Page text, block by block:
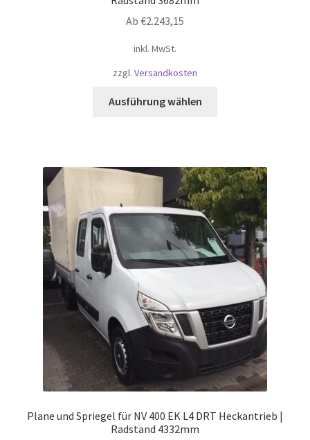
Ab €2.243,15
inkl. MwSt.
zzgl. Versandkosten
Ausführung wählen
auf.
Die
Optionen
können
auf
der
Produktseite
gewählt
werden
Plane und Spriegel für NV 400 EK L4 DRT Heckantrieb |
Radstand 4332mm